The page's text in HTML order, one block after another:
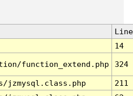
Line
14
function_extend.php 324
jzmysql.class.php
211